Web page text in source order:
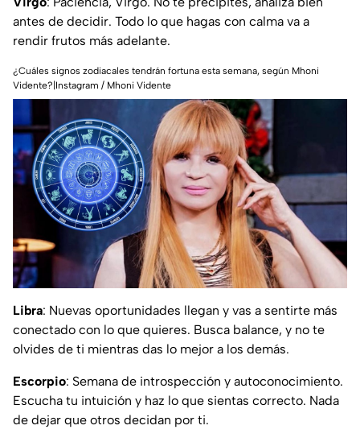
antes de decidir. Todo lo que hagas con calma va a
rendir frutos más adelante.
¿Cuáles signos zodiacales tendrán fortuna esta semana, según Mhoni
Vidente?|Instagram / Mhoni Vidente
Libra: Nuevas oportunidades llegan y vas a sentirte más
conectado con lo que quieres. Busca balance, y no te
olvides de ti mientras das lo mejor a los demás.
Escorpio: Semana de introspección y autoconocimiento.
Escucha tu intuición y haz lo que sientas correcto. Nada
de dejar que otros decidan por ti.